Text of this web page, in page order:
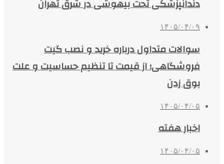
دندانپزشکی تحت بیهوشی در شرق تهران
۱۴۰۵/۰۴/۰۹
سوالات متداول درباره خرید و نصب گیت
فروشگاهی؛ از قیمت تا تنظیم حساسیت و علت
بوق زدن
۱۴۰۵/۰۴/۰۵
اخبار هفته
۱۴۰۵/۰۴/۰۵